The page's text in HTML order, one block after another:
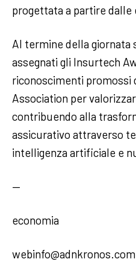
progettata a partire dalle
Al termine della giornata
assegnati gli Insurtech
riconoscimenti promossi
Association per
contribuendo alla
assicurativo attraverso
intelligenza artificiale e
—
economia